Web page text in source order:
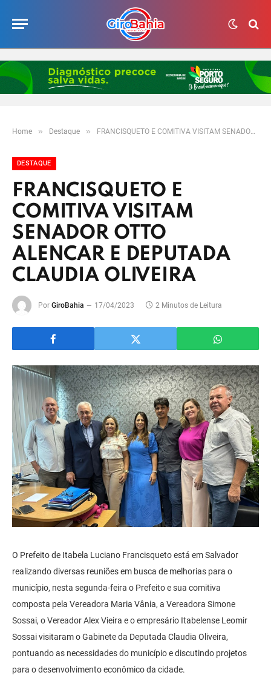
Home » Destaque » FRANCISQUETO E COMITIVA VISITAM SENADOR OTTO ALENCAR E DEPUTADA CLAUDIA OLIVEIRA
DESTAQUE
FRANCISQUETO E
COMITIVA VISITAM
SENADOR OTTO
ALENCAR E DEPUTADA
CLAUDIA OLIVEIRA
Por GiroBahia 17/04/2023 2 Minutos de Leitura
O Prefeito de Itabela Luciano Francisqueto está em Salvador
realizando diversas reuniões em busca de melhorias para o
município, nesta segunda-feira o Prefeito e sua comitiva
composta pela Vereadora Maria Vânia, a Vereadora Simone
Sossai, o Vereador Alex Vieira e o empresário Itabelense Leomir
Sossai visitaram o Gabinete da Deputada Claudia Oliveira,
pontuando as necessidades do município e discutindo projetos
para o desenvolvimento econômico da cidade.